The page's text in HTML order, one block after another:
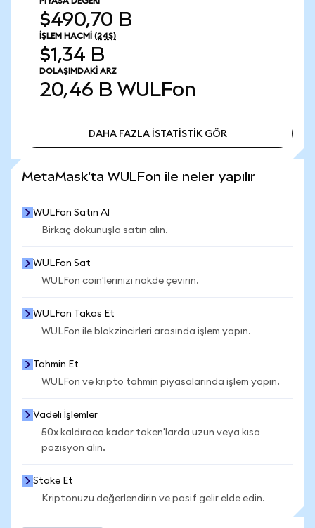
$490,70 B
İŞLEM HACMI (24S)
$1,34 B
DOLAŞIMDAKI ARZ
20,46 B WULFon
DAHA FAZLA İSTATİSTİK GÖR
MetaMask'ta WULFon ile neler yapılır
WULFon Satın Al
Birkaç dokunuşla satın alın.
WULFon Sat
WULFon coin'lerinizi nakde çevirin.
WULFon Takas Et
WULFon ile blokzincirleri arasında işlem yapın.
Tahmin Et
WULFon ve kripto tahmin piyasalarında işlem yapın.
Vadeli İşlemler
50x kaldıraca kadar token'larda uzun veya kısa
pozisyon alın.
Stake Et
Kriptonuzu değerlendirin ve pasif gelir elde edin.